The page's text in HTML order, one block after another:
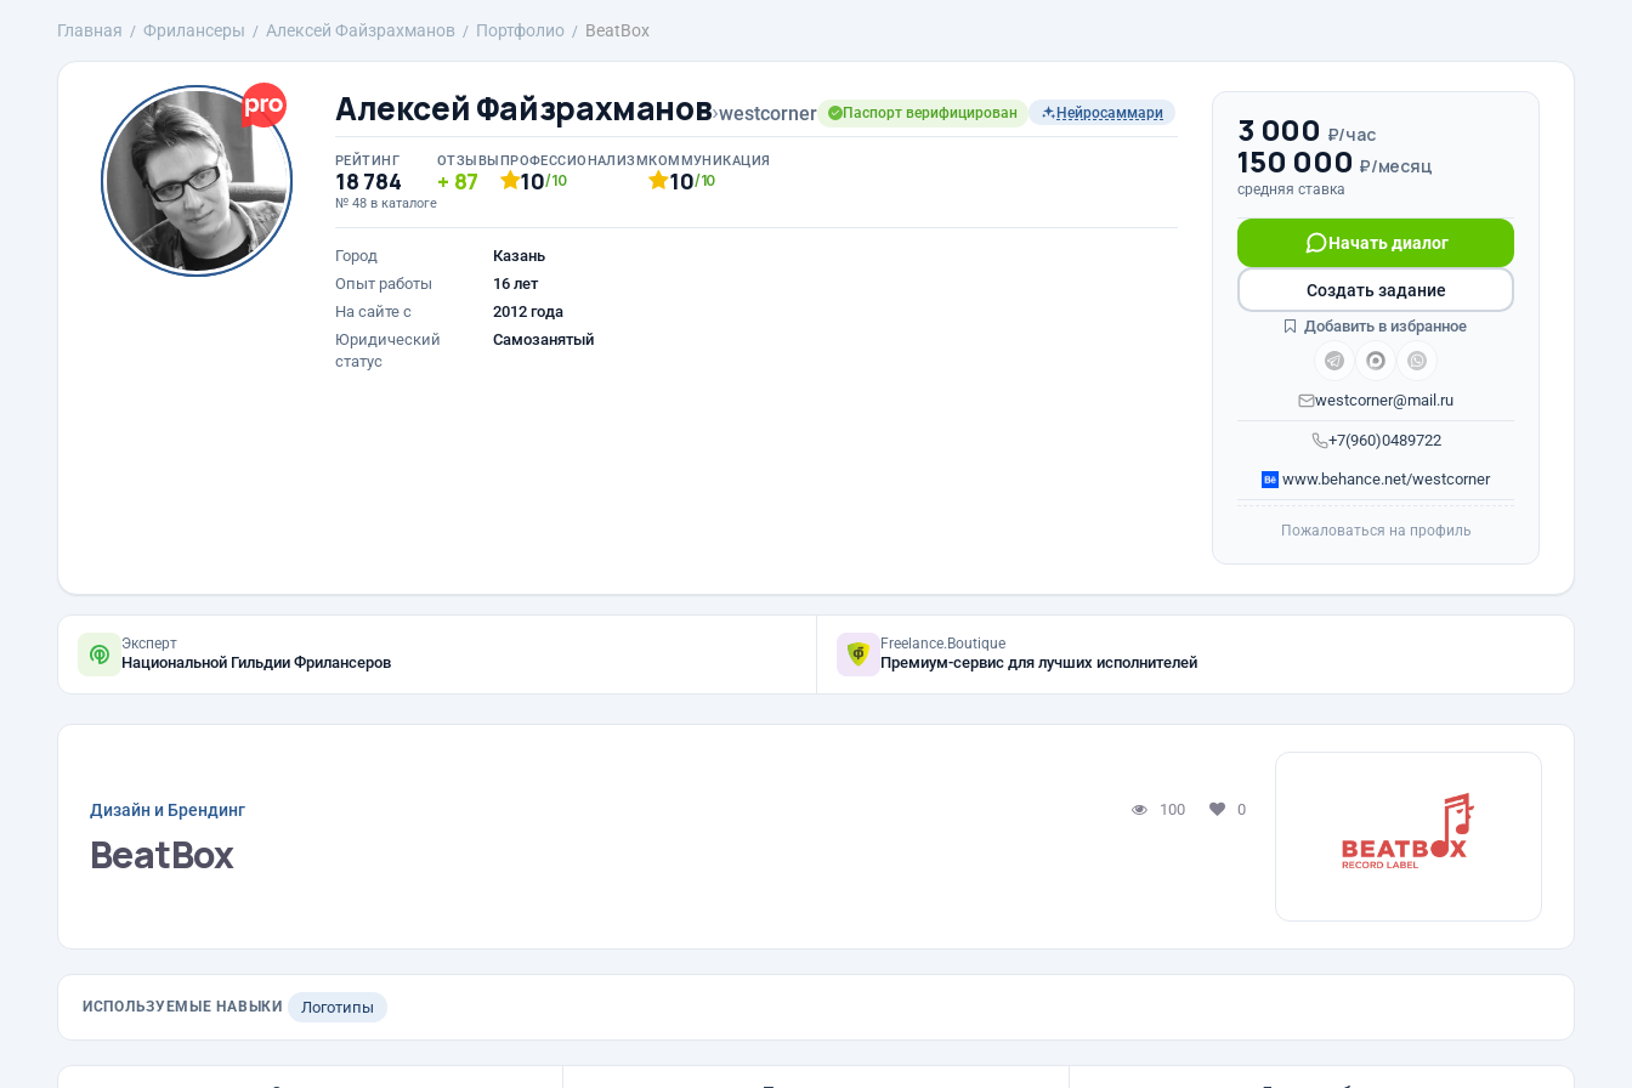
Главная Фрилансеры Алексей Файзрахманов Портфолио BeatBox
Алексей Файзрахманов›westcorner Паспорт верифицирован Нейросаммари
РЕЙТИНГ
18 784
№ 48 в каталоге
ОТЗЫВЫ
87
ПРОФЕССИОНАЛИЗМ
10/10
КОММУНИКАЦИЯ
10/10
Город
Казань
Опыт работы
16 лет
На сайте с
2012 года
Юридический
статус
Самозанятый
3 000 ₽/час
150 000 ₽/месяц
средняя ставка
+7(960)0489722
Начать диалог
westcorner@mail.ru
www.behance.net/westcorner
Создать задание
Добавить в избранное
Пожаловаться на профиль
Эксперт
Национальной Гильдии Фрилансеров
Freelance.Boutique
Премиум-сервис для лучших исполнителей
Дизайн и Брендинг 100 0
BeatBox
ИСПОЛЬЗУЕМЫЕ НАВЫКИ Логотипы